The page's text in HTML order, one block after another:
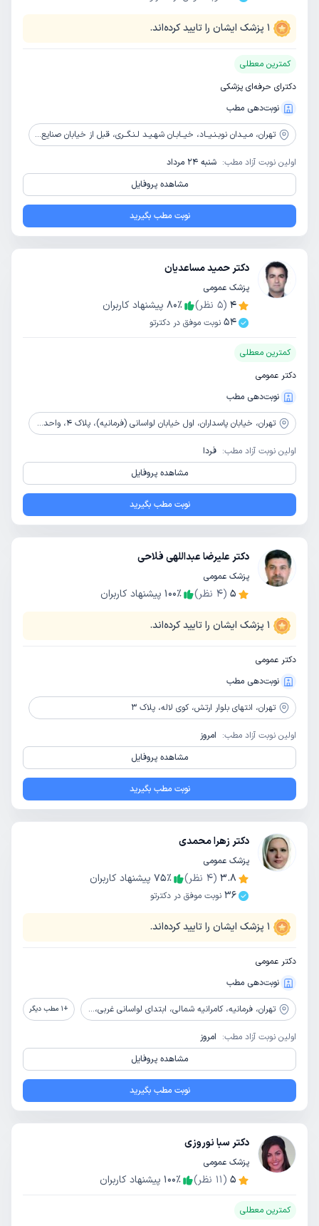
1 پزشک ایشان را تایید کرده‌اند.
کمترین معطلی
دکترای حرفه‌ای پزشکی
نوبت‌دهی مطب
تهران، مـیـدان نوبـنـیــاد، خیــابـان شهـیـد لـنـگــری، قبل از خیابان صنایع، نـبـش کـوچـه لـک پـور، ساختمان آوا بهتا، پلاک2، طبقه اول
اولین نوبت آزاد مطب: شنبه 24 مرداد
مشاهده پروفایل
نوبت مطب بگیرید
دکتر حمید مساعدیان
پزشک عمومی
4
(
5 نظر) 80٪
پیشنهاد کاربران
54 نوبت موفق در دکترتو
کمترین معطلی
دکتر عمومی
نوبت‌دهی مطب
تهران، خیابان پاسداران، اول خیابان لواسانی (فرمانیه)، پلاک 4، واحد 1، طبقه همکف
اولین نوبت آزاد مطب: فردا
مشاهده پروفایل
نوبت مطب بگیرید
دکتر علیرضا عبداللهی فلاحی
پزشک عمومی
5
(
4 نظر) 100٪ پیشنهاد کاربران
1 پزشک ایشان را تایید کرده‌اند.
دکتر عمومی
نوبت‌دهی مطب
تهران، انتهای بلوار ارتش، کوی لاله، پلاک 3
اولین نوبت آزاد مطب: امروز
مشاهده پروفایل
نوبت مطب بگیرید
دکتر زهرا محمدی
پزشک عمومی
3.8
(
4 نظر) 75٪
پیشنهاد کاربران
36 نوبت موفق در دکترتو
1 پزشک ایشان را تایید کرده‌اند.
دکتر عمومی
نوبت‌دهی مطب
تهران، فرمانیه، کامرانیه شمالی، ابتدای لواسانی غربی، پلاک 10، واحد 8 +
1 مطب دیگر
اولین نوبت آزاد مطب: امروز
مشاهده پروفایل
نوبت مطب بگیرید
دکتر سبا نوروزی
پزشک عمومی
5
(
11 نظر) 100٪ پیشنهاد کاربران
کمترین معطلی